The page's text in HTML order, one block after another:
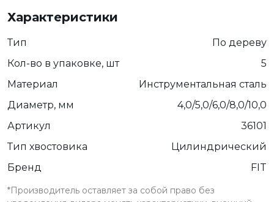
Характеристики
Тип
По дереву
Кол-во в упаковке, шт
5
Материал
Инструментальная сталь
Диаметр, мм
4,0/5,0/6,0/8,0/10,0
Артикул
36101
Тип хвостовика
Цилиндрический
Бренд
FIT
*Производитель оставляет за собой право без